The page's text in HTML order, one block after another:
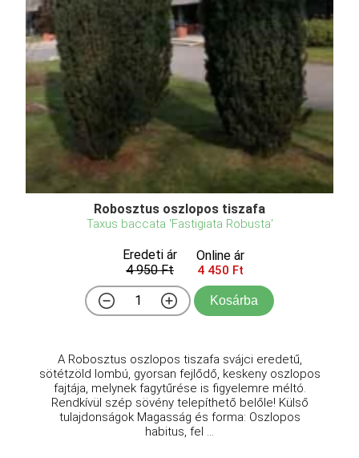
Robosztus oszlopos tiszafa
Taxus baccata 'Fastigiata Robusta'
Eredeti ár
4 950 Ft
Online ár
4 450 Ft
Kosárba
A Robosztus oszlopos tiszafa svájci eredetű,
sötétzöld lombú, gyorsan fejlődő, keskeny oszlopos
fajtája, melynek fagytűrése is figyelemre méltó.
Rendkívül szép sövény telepíthető belőle! Külső
tulajdonságok Magasság és forma: Oszlopos
habitus, fel ...